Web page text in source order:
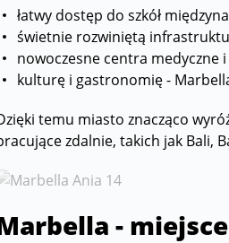
łatwy dostęp do szkół
świetnie rozwiniętą
nowoczesne centra medyczne
kulturę i gastronomię -
temu miasto znacząco
zdalnie, takich jak Bali,
-